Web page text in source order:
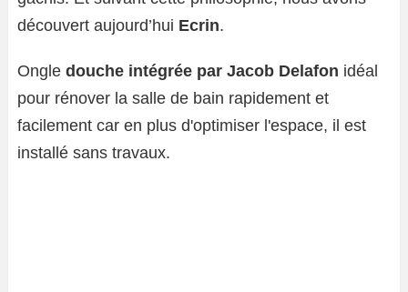
découvert aujourd’hui Ecrin.
Ongle douche intégrée par Jacob Delafon idéal
pour rénover la salle de bain rapidement et
facilement car en plus d'optimiser l'espace, il est
installé sans travaux.